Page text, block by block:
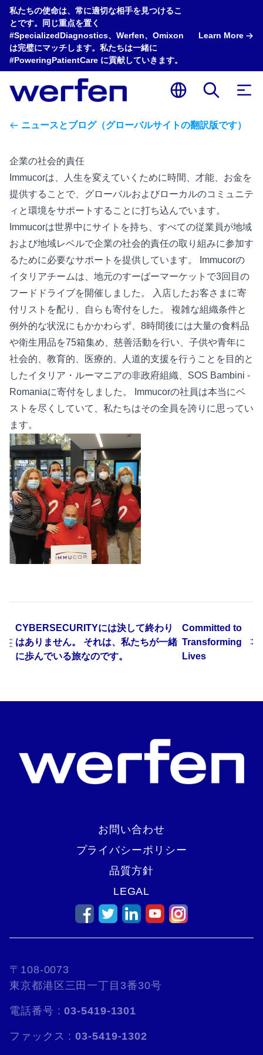
私たちの使命は、常に適切な相手を見つけるこ
とです。同じ重点を置く
#SpecializedDiagnostics、Werfen、Omixon
は完璧にマッチします。私たちは一緒に
#PoweringPatientCare に貢献していきます。
Learn More
ニュースとブログ（グローバルサイトの翻訳版です）
企業の社会的責任
Immucorは、人生を変えていくために時間、才能、お金を
提供することで、グローバルおよびローカルのコミュニテ
ィと環境をサポートすることに打ち込んでいます。
Immucorは世界中にサイトを持ち、すべての従業員が地域
および地域レベルで企業の社会的責任の取り組みに参加す
るために必要なサポートを提供しています。 Immucorの
イタリアチームは、地元のすーばーマーケットで3回目の
フードドライブを開催しました。 入店したお客さまに寄
付リストを配り、自らも寄付をした。 複雑な組織条件と
例外的な状況にもかかわらず、8時間後には大量の食料品
や衛生用品を75箱集め、慈善活動を行い、子供や青年に
社会的、教育的、医療的、人道的支援を行うことを目的と
したイタリア・ルーマニアの非政府組織、SOS Bambini -
Romaniaに寄付をしました。 Immucorの社員は本当にベ
ストを尽くしていて、私たちはその全員を誇りに思ってい
ます。
CYBERSECURITYには決して終わり
はありません。 それは、私たちが一緒
に歩んでいる旅なのです。
Committed to
Transforming
Lives
お問い合わせ
プライバシーポリシー
品質方針
LEGAL
〒108-0073
東京都港区三田一丁目3番30号
電話番号 :03-5419-1301
ファックス :03-5419-1302